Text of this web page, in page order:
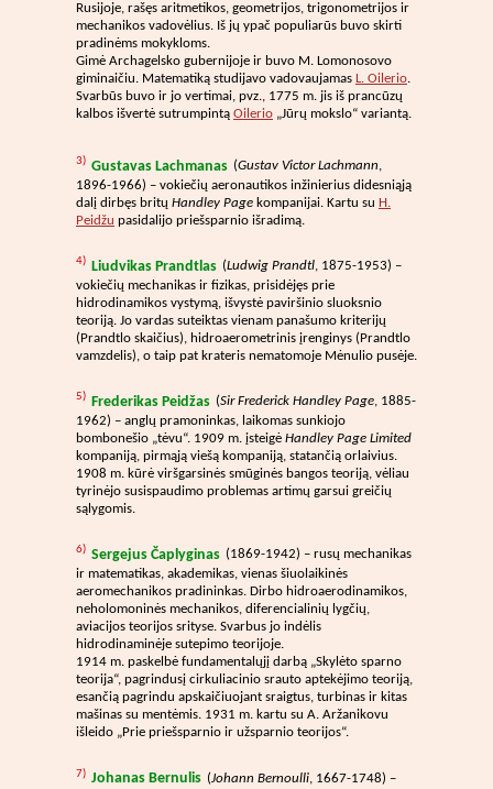
Rusijoje, rašęs aritmetikos, geometrijos, trigonometrijos ir
mechanikos vadovėlius. Iš jų ypač populiarūs buvo skirti
pradinėms mokykloms.
Gimė Archagelsko gubernijoje ir buvo M. Lomonosovo
giminaičiu. Matematiką studijavo vadovaujamas L. Oilerio.
Svarbūs buvo ir jo vertimai, pvz., 1775 m. jis iš prancūzų
kalbos išvertė sutrumpintą Oilerio „Jūrų mokslo“ variantą.
3) Gustavas Lachmanas (Gustav Victor Lachmann,
1896-1966) – vokiečių aeronautikos inžinierius didesniąją
dalį dirbęs britų Handley Page kompanijai. Kartu su H.
Peidžu pasidalijo priešsparnio išradimą.
4) Liudvikas Prandtlas (Ludwig Prandtl, 1875-1953) –
vokiečių mechanikas ir fizikas, prisidėjęs prie
hidrodinamikos vystymą, išvystė paviršinio sluoksnio
teoriją. Jo vardas suteiktas vienam panašumo kriterijų
(Prandtlo skaičius), hidroaerometrinis įrenginys (Prandtlo
vamzdelis), o taip pat krateris nematomoje Mėnulio pusėje.
5) Frederikas Peidžas (Sir Frederick Handley Page, 1885-
1962) – anglų pramoninkas, laikomas sunkiojo
bombonešio „tėvu“. 1909 m. įsteigė Handley Page Limited
kompaniją, pirmąją viešą kompaniją, statančią orlaivius.
1908 m. kūrė viršgarsinės smūginės bangos teoriją, vėliau
tyrinėjo susispaudimo problemas artimų garsui greičių
sąlygomis.
6) Sergejus Čaplyginas (1869-1942) – rusų mechanikas
ir matematikas, akademikas, vienas šiuolaikinės
aeromechanikos pradininkas. Dirbo hidroaerodinamikos,
neholomoninės mechanikos, diferencialinių lygčių,
aviacijos teorijos srityse. Svarbus jo indėlis
hidrodinaminėje sutepimo teorijoje.
1914 m. paskelbė fundamentalųjį darbą „Skylėto sparno
teorija“, pagrindusį cirkuliacinio srauto aptekėjimo teoriją,
esančią pagrindu apskaičiuojant sraigtus, turbinas ir kitas
mašinas su mentėmis. 1931 m. kartu su A. Aržanikovu
išleido „Prie priešsparnio ir užsparnio teorijos“.
7) Johanas Bernulis (Johann Bernoulli, 1667-1748) –